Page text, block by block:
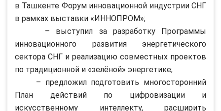
в Ташкенте Форум инновационной индустрии СНГ
в рамках выставки «ИННОПРОМ»;
– выступил за разработку Программы
инновационного развития энергетического
сектора СНГ и реализацию совместных проектов
по традиционной и «зелёной» энергетике;
– предложил подготовить многосторонний
План действий по цифровизации и
искусственному интеллекту, расширить